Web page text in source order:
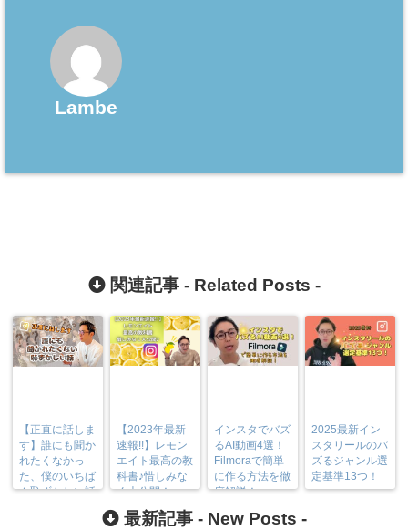
Lambe
関連記事 - Related Posts -
【正直に話しま
す】誰にも聞か
れたくなかっ
た、僕のいちば
ん恥ずかしい話
【2023年最新
速報!!】レモン
エイト最高の教
科書♪惜しみな
く大公開！
インスタでバズ
るAI動画4選！
Filmoraで簡単
に作る方法を徹
底解説！
2025最新イン
スタリールのバ
ズるジャンル選
定基準13つ！
最新記事 - New Posts -